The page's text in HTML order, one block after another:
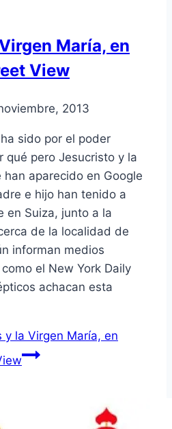
María, en
View
2013
sido por el poder
qué pero Jesucristo y la
han aparecido en Google
e hijo han tenido a
en Suiza, junto a la
de la localidad de
informan medios
el New York Daily
achacan esta
y la Virgen María, en